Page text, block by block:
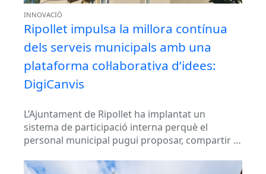
INNOVACIÓ
Ripollet impulsa la millora contínua
dels serveis municipals amb una
plataforma col·laborativa d’idees:
DigiCanvis
L’Ajuntament de Ripollet ha implantat un
sistema de participació interna perquè el
personal municipal pugui proposar, compartir i
serveis...